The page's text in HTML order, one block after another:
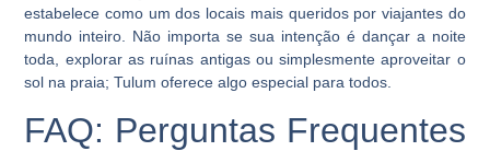
estabelece como um dos locais mais queridos por viajantes do
mundo inteiro. Não importa se sua intenção é dançar a noite
toda, explorar as ruínas antigas ou simplesmente aproveitar o
sol na praia; Tulum oferece algo especial para todos.
FAQ: Perguntas Frequentes